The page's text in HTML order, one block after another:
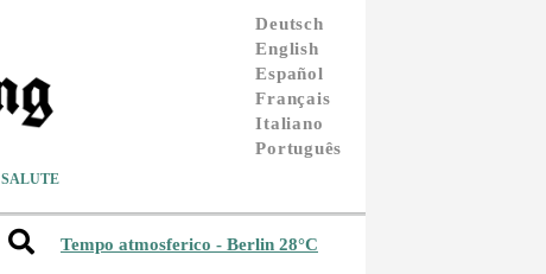
Deutsch
English
Español
Français
Italiano
Português
SALUTE
Tempo atmosferico - Berlin 28°C